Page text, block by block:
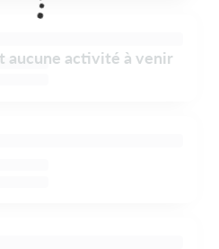
aucune activité à venir